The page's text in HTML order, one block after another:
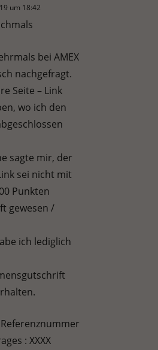
um 18:42
bei AMEX
nachgefragt.
Seite – Link
wo ich den
sagte mir, der
sei nicht mit
Punkten
gewesen /
ich lediglich
: XXXX